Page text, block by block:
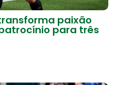
paixão
para três